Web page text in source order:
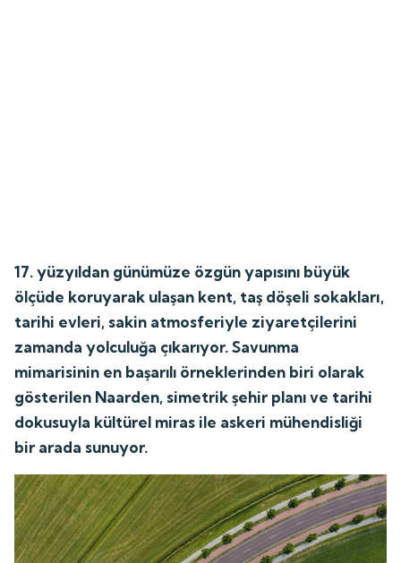
17. yüzyıldan günümüze özgün yapısını büyük
ölçüde koruyarak ulaşan kent, taş döşeli sokakları,
tarihi evleri, sakin atmosferiyle ziyaretçilerini
zamanda yolculuğa çıkarıyor. Savunma
mimarisinin en başarılı örneklerinden biri olarak
gösterilen Naarden, simetrik şehir planı ve tarihi
dokusuyla kültürel miras ile askeri mühendisliği
bir arada sunuyor.